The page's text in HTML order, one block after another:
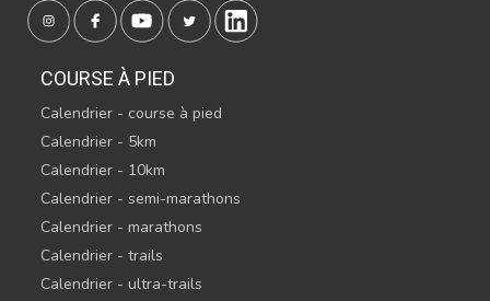
COURSE À PIED
Calendrier - course à pied
Calendrier - 5km
Calendrier - 10km
Calendrier - semi-marathons
Calendrier - marathons
Calendrier - trails
Calendrier - ultra-trails